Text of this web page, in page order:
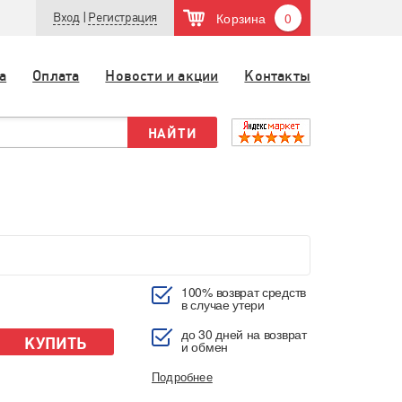
Вход Регистрация Корзина 0
Оплата Новости и акции Контакты
КУПИТЬ
100% возврат средств
в случае утери
до 30 дней на возврат
и обмен
Подробнее